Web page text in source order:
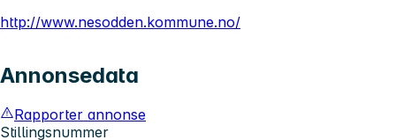
http://www.nesodden.kommune.no/
Annonsedata
Rapporter annonse
Stillingsnummer